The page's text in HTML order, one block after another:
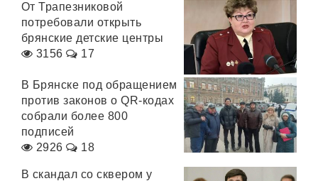
От Трапезниковой
потребовали открыть
брянские детские центры
3156
17
В Брянске под обращением
против законов о QR-кодах
собрали более 800
подписей
2926
18
В скандал со сквером у